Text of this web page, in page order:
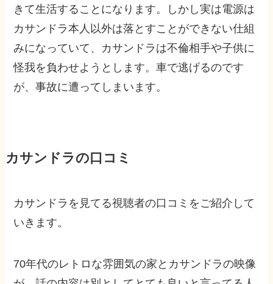
きて生活することになります。しかし実は電源は
カサンドラ本人以外は落とすことができない仕組
みになっていて、カサンドラは不倫相手や子供に
怪我を負わせようとします。車で逃げるのです
が、事故に遭ってしまいます。
カサンドラの口コミ
カサンドラを見てる視聴者の口コミをご紹介して
いきます。
70年代のレトロな雰囲気の家とカサンドラの映像